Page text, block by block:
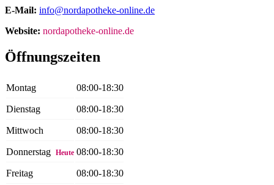
E-Mail: info@nordapotheke-online.de
Website: nordapotheke-online.de
Öffnungszeiten
Montag 08:00-18:30
Dienstag 08:00-18:30
Mittwoch 08:00-18:30
Donnerstag Heute 08:00-18:30
Freitag 08:00-18:30